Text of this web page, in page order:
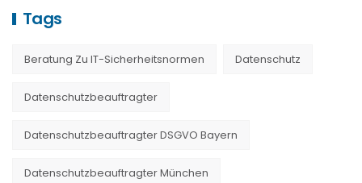
Tags
Beratung Zu IT-Sicherheitsnormen Datenschutz
Datenschutzbeauftragter
Datenschutzbeauftragter DSGVO Bayern
Datenschutzbeauftragter München